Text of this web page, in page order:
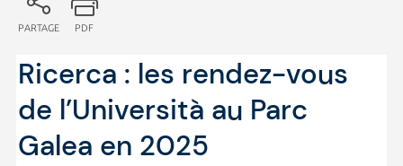
PARTAGE PDF
Ricerca : les rendez-vous
de l’Università au Parc
Galea en 2025